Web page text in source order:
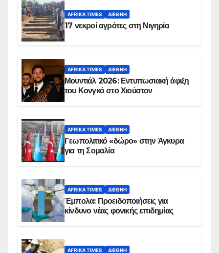
AFRIKA TIMES ΔΙΕΘΝΉ
17 νεκροί αγρότες στη Νιγηρία
AFRIKA TIMES ΔΙΕΘΝΉ
Μουντιάλ 2026: Εντυπωσιακή άφιξη
του Κονγκό στο Χιούστον
AFRIKA TIMES ΔΙΕΘΝΉ
Γεωπολιτικό «δώρο» στην Άγκυρα
για τη Σομαλία
AFRIKA TIMES ΔΙΕΘΝΉ
Έμπολα: Προειδοποιήσεις για
κίνδυνο νέας φονικής επιδημίας
AFRIKA TIMES ΔΙΕΘΝΉ